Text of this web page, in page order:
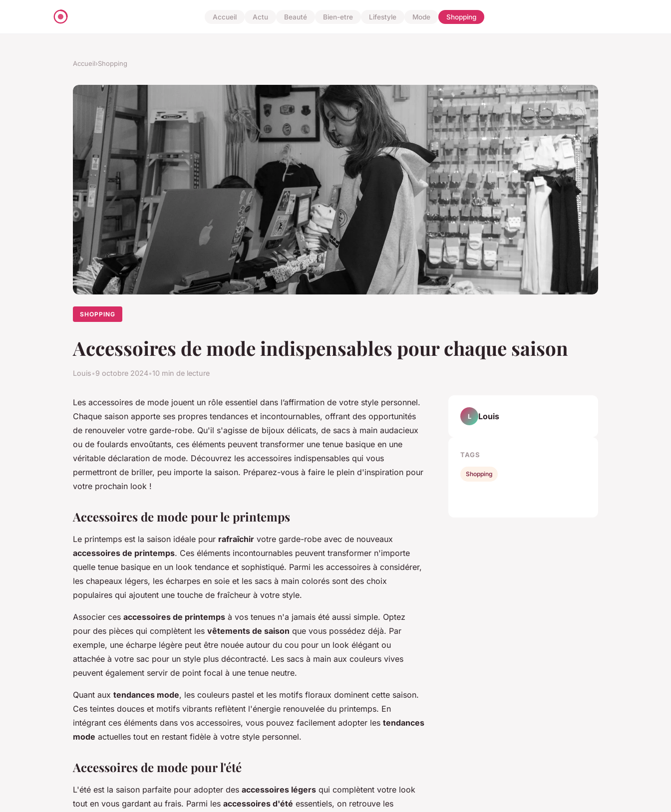
Accueil Actu Beauté Bien-etre Lifestyle Mode Shopping
Accueil›Shopping
SHOPPING
Accessoires de mode indispensables pour chaque saison
Louis•9 octobre 2024•10 min de lecture
Les accessoires de mode jouent un rôle essentiel dans l’affirmation de votre style personnel.
Chaque saison apporte ses propres tendances et incontournables, offrant des opportunités
de renouveler votre garde-robe. Qu'il s'agisse de bijoux délicats, de sacs à main audacieux
ou de foulards envoûtants, ces éléments peuvent transformer une tenue basique en une
véritable déclaration de mode. Découvrez les accessoires indispensables qui vous
permettront de briller, peu importe la saison. Préparez-vous à faire le plein d'inspiration pour
votre prochain look !
Accessoires de mode pour le printemps
Le printemps est la saison idéale pour rafraîchir votre garde-robe avec de nouveaux
accessoires de printemps. Ces éléments incontournables peuvent transformer n'importe
quelle tenue basique en un look tendance et sophistiqué. Parmi les accessoires à considérer,
les chapeaux légers, les écharpes en soie et les sacs à main colorés sont des choix
populaires qui ajoutent une touche de fraîcheur à votre style.
Associer ces accessoires de printemps à vos tenues n'a jamais été aussi simple. Optez
pour des pièces qui complètent les vêtements de saison que vous possédez déjà. Par
exemple, une écharpe légère peut être nouée autour du cou pour un look élégant ou
attachée à votre sac pour un style plus décontracté. Les sacs à main aux couleurs vives
peuvent également servir de point focal à une tenue neutre.
Quant aux tendances mode, les couleurs pastel et les motifs floraux dominent cette saison.
Ces teintes douces et motifs vibrants reflètent l'énergie renouvelée du printemps. En
intégrant ces éléments dans vos accessoires, vous pouvez facilement adopter les tendances
mode actuelles tout en restant fidèle à votre style personnel.
Accessoires de mode pour l'été
L'été est la saison parfaite pour adopter des accessoires légers qui complètent votre look
tout en vous gardant au frais. Parmi les accessoires d'été essentiels, on retrouve les
L Louis
TAGS
Shopping